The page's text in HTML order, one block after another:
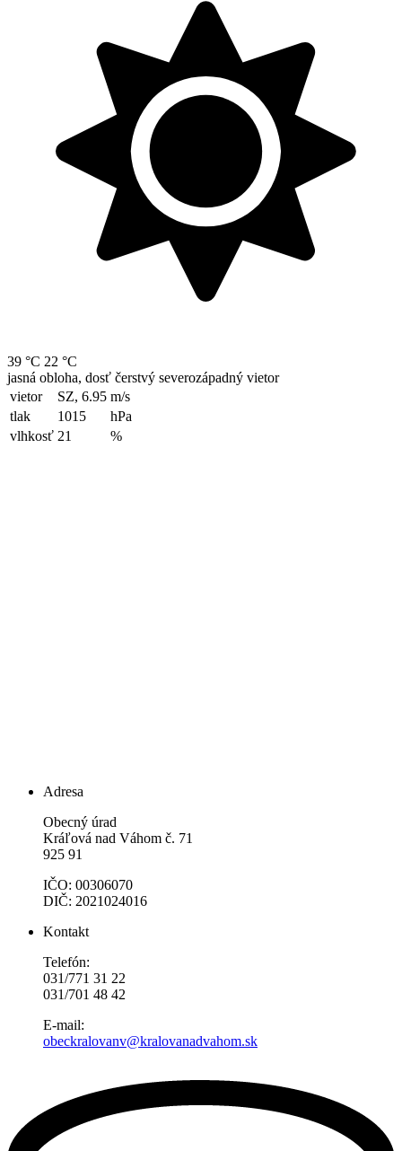
39 °C 22 °C
jasná obloha, dosť čerstvý severozápadný vietor
vietor
SZ, 6.95 m/s
tlak
1015
hPa
vlhkosť 21 %
Adresa
Obecný úrad
Kráľová nad Váhom č. 71
925 91
IČO: 00306070
DIČ: 2021024016
Kontakt
Telefón:
031/771 31 22
031/701 48 42
E-mail:
obeckralovanv@kralovanadvahom.sk